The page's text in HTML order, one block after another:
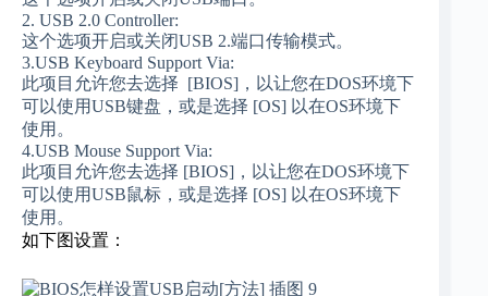
2. USB 2.0 Controller:
这个选项开启或关闭USB 2.端口传输模式。
3.USB Keyboard Support Via:
此项目允许您去选择 [BIOS]，以让您在DOS环境下
可以使用USB键盘，或是选择 [OS] 以在OS环境下
使用。
4.USB Mouse Support Via:
此项目允许您去选择 [BIOS]，以让您在DOS环境下
可以使用USB鼠标，或是选择 [OS] 以在OS环境下
使用。
如下图设置：